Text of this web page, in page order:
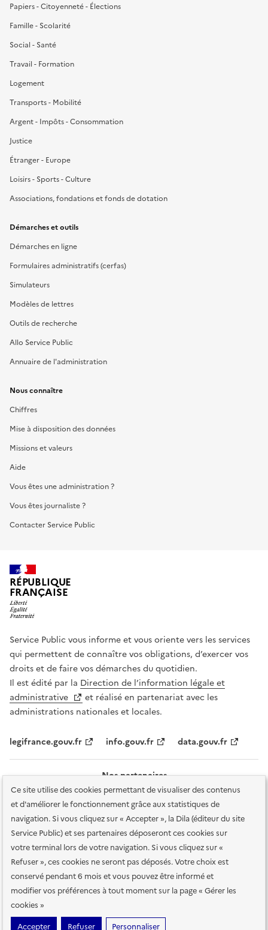
Ce site utilise des cookies permettant de visualiser des contenus
et d'améliorer le fonctionnement grâce aux statistiques de
navigation. Si vous cliquez sur « Accepter », la Dila (éditeur du site
Service Public) et ses partenaires déposeront ces cookies sur
votre terminal lors de votre navigation. Si vous cliquez sur «
Refuser », ces cookies ne seront pas déposés. Votre choix est
conservé pendant 6 mois et vous pouvez être informé et
modifier vos préférences à tout moment sur la page « Gérer les
cookies »
Accepter
Refuser Personnaliser
Papiers - Citoyenneté - Élections
Famille - Scolarité
Social - Santé
Travail - Formation
Logement
Transports - Mobilité
Argent - Impôts - Consommation
Justice
Étranger - Europe
Loisirs - Sports - Culture
Associations, fondations et fonds de dotation
Démarches et outils
Démarches en ligne
Formulaires administratifs (cerfas)
Simulateurs
Modèles de lettres
Outils de recherche
Allo Service Public
Annuaire de l'administration
Nous connaître
Chiffres
Mise à disposition des données
Missions et valeurs
Aide
Vous êtes une administration ?
Vous êtes journaliste ?
Contacter Service Public
RÉPUBLIQUE
FRANÇAISE
Service Public vous informe et vous oriente vers les services
qui permettent de connaître vos obligations, d’exercer vos
droits et de faire vos démarches du quotidien.
Il est édité par la Direction de l’information légale et
administrative
et réalisé en partenariat avec les
administrations nationales et locales.
legifrance.gouv.fr info.gouv.fr data.gouv.fr
Nos partenaires
Plan du site Accessibilité : totalement conforme
Accessibilité des
services en ligne Mentions légales Données personnelles et sécurité
Conditions générales d'utilisation Gestion des cookies
Sauf mention contraire, tous les contenus de ce site sont sous